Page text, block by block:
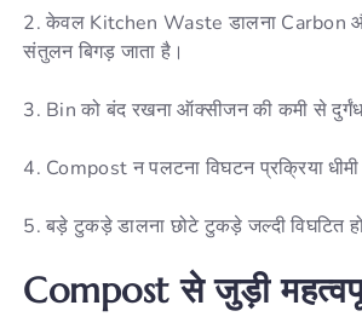
2. केवल Kitchen Waste डालना Carbon
संतुलन बिगड़ जाता है।
3. Bin को बंद रखना ऑक्सीजन की कमी से
4. Compost न पलटना विघटन प्रक्रिया धीमी
5. बड़े टुकड़े डालना छोटे टुकड़े जल्दी विघटित
Compost से जुड़ी